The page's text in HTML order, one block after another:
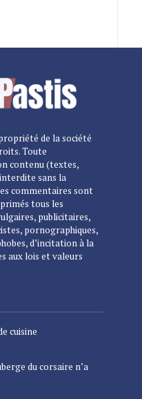
de la société
Toute
contenu (textes,
sans la
commentaires sont
tous les
publicitaires,
pornographiques,
d’incitation à la
aux lois et valeurs
cuisine
du corsaire n’a